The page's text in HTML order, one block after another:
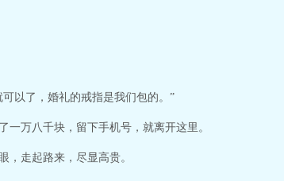
以了，婚礼的戒指是我们包的。”
万八千块，留下手机号，就离开这里。
，走起路来，尽显高贵。